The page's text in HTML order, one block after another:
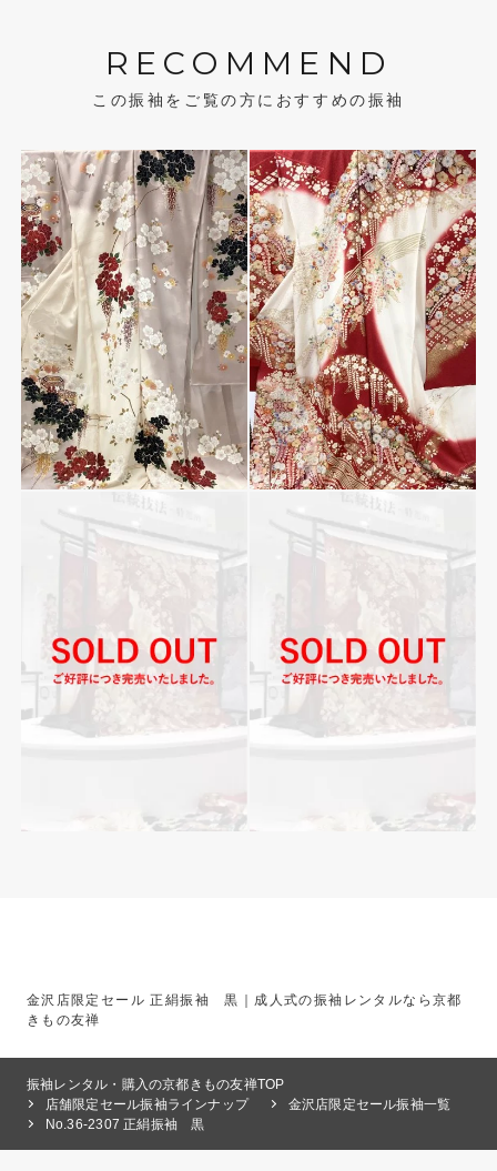
RECOMMEND
この振袖をご覧の方におすすめの振袖
金沢店限定セール 正絹振袖 黒｜成人式の振袖レンタルなら京都
きもの友禅
振袖レンタル・購入の京都きもの友禅TOP
店舗限定セール振袖ラインナップ
金沢店限定セール振袖一覧
No.36-2307 正絹振袖 黒